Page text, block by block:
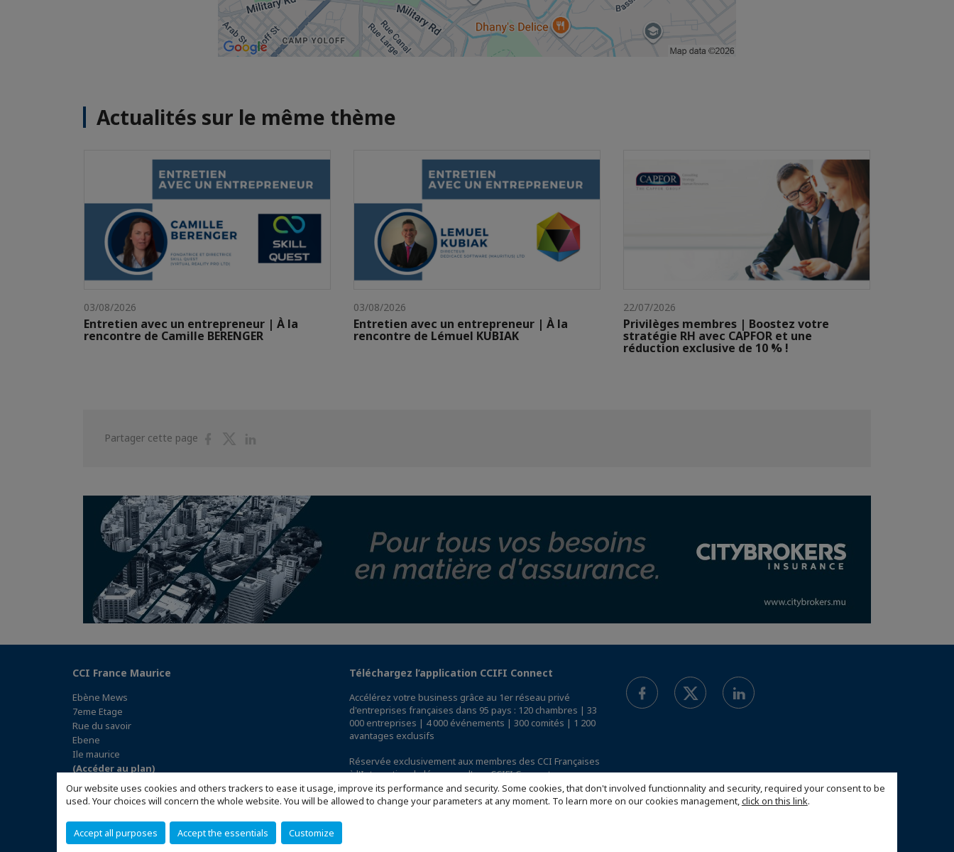
Our website uses cookies and others trackers to ease it usage, improve its performance and security. Some cookies, that don't involved functionnality and security, required your consent to be
used. Your choices will concern the whole website. You will be allowed to change your parameters at any moment. To learn more on our cookies management,click on this link.
Accept all purposes Accept the essentials Customize
Actualités sur le même thème
03/08/2026
Entretien avec un entrepreneur | À la
rencontre de Camille BERENGER
03/08/2026
Entretien avec un entrepreneur | À la
rencontre de Lémuel KUBIAK
22/07/2026
Privilèges membres | Boostez votre
stratégie RH avec CAPFOR et une
réduction exclusive de 10 % !
Partager cette page
PartagerPartager
CCI France Maurice
Ebène Mews
7eme Etage
Rue du savoir
Ebene
Ile maurice
(Accéder au plan)
Téléchargez l’application CCIFI Connect
Accélérez votre business grâce au 1er réseau privé
d'entreprises françaises dans 95 pays : 120 chambres | 33
000 entreprises | 4 000 événements | 300 comités | 1 200
avantages exclusifs
Réservée exclusivement aux membres des CCI Françaises
à l'International,découvrez l'app CCIFI Connect.